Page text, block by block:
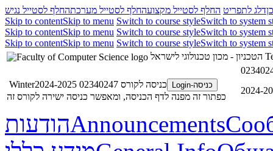
דלג לתפריט החלף לסטייל מקצועהחלף לסטייל מערכתהחלף לסטייל נגיש
Skip to contentSkip to menu Switch to course styleSwitch to system
Skip to contentSkip to menu Switch to course styleSwitch to system
Skip to contentSkip to menu Switch to course styleSwitch to system
כניסה-Login
כניסה לקורס 02340247 Winter2024-2025
כפתור זה מפנה לדף הכניסה, ומאפשר כניסה ישירה לקורס זה
הודעותAnnouncements